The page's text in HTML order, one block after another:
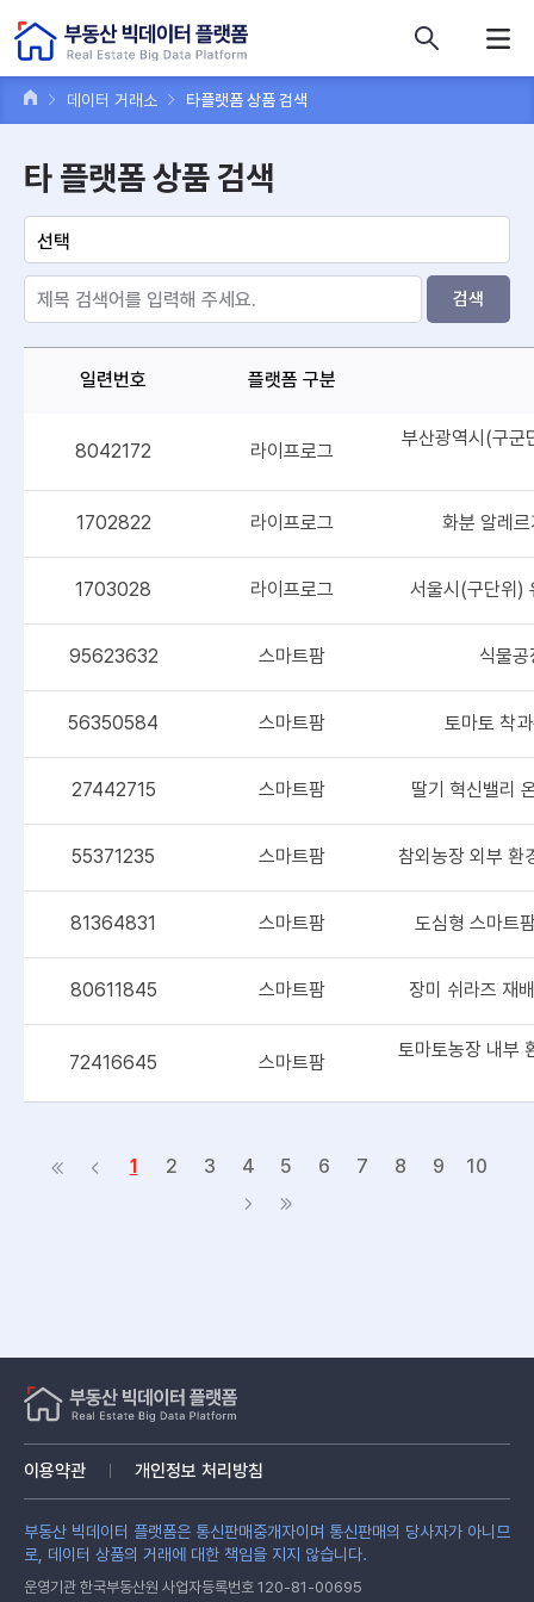
데이터 거래소 타플랫폼 상품 검색
타 플랫폼 상품 검색
검색
일련번호 플랫폼 구분
8042172 라이프로그
부산광역시(구군
1702822 라이프로그 화분 알레
1703028 라이프로그 서울시(구단위)
95623632 스마트팜 식물
56350584 스마트팜 토마토 착
27442715 스마트팜 딸기 혁신밸리
55371235 스마트팜 참외농장 외부 환
81364831 스마트팜 도심형 스마트
80611845 스마트팜 장미 쉬라즈 재
72416645 스마트팜
토마토농장 내부
1 2 3 4 5 6 7 8 9 10
이용약관 개인정보 처리방침
부동산 빅데이터 플랫폼은 통신판매중개자이며 통신판매의 당사자가 아니므
로, 데이터 상품의 거래에 대한 책임을 지지 않습니다.
운영기관 한국부동산원 사업자등록번호 120-81-00695